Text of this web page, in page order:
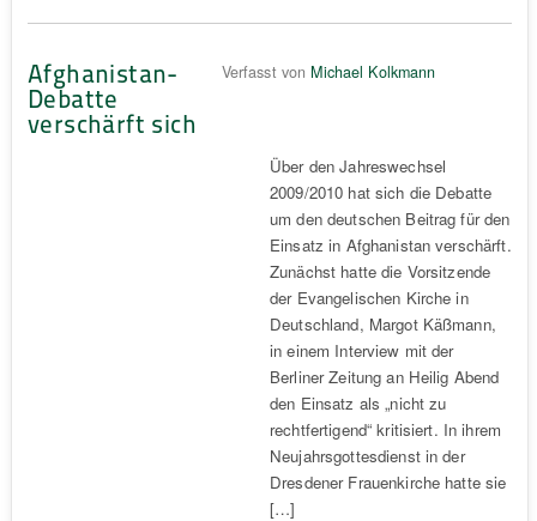
Afghanistan-
Debatte
verschärft sich
Verfasst von Michael Kolkmann
Über den Jahreswechsel
2009/2010 hat sich die Debatte
um den deutschen Beitrag für den
Einsatz in Afghanistan verschärft.
Zunächst hatte die Vorsitzende
der Evangelischen Kirche in
Deutschland, Margot Käßmann,
in einem Interview mit der
Berliner Zeitung an Heilig Abend
den Einsatz als „nicht zu
rechtfertigend“ kritisiert. In ihrem
Neujahrsgottesdienst in der
Dresdener Frauenkirche hatte sie
[…]